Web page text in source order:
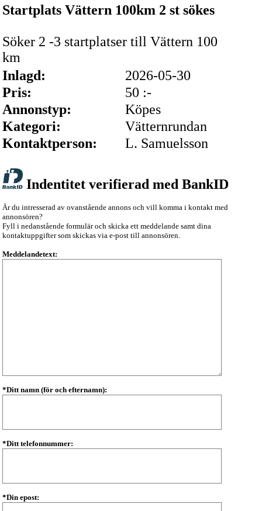
Startplats Vättern 100km 2 st sökes
Söker 2 -3 startplatser till Vättern 100
km
Inlagd:
2026-05-30
Pris:
50 :-
Annonstyp:
Köpes
Kategori:
Vätternrundan
Kontaktperson:
L. Samuelsson
Indentitet verifierad med BankID
Är du intresserad av ovanstående annons och vill komma i kontakt med
annonsören?
Fyll i nedanstående formulär och skicka ett meddelande samt dina
kontaktuppgifter som skickas via e-post till annonsören.
Meddelandetext:
*Ditt namn (för och efternamn):
*Ditt telefonnummer:
*Din epost: